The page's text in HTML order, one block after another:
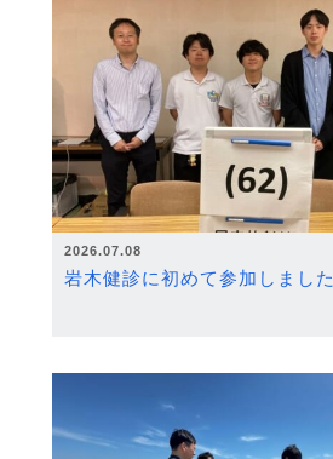
2026.07.08
岩木健診に初めて参加しました